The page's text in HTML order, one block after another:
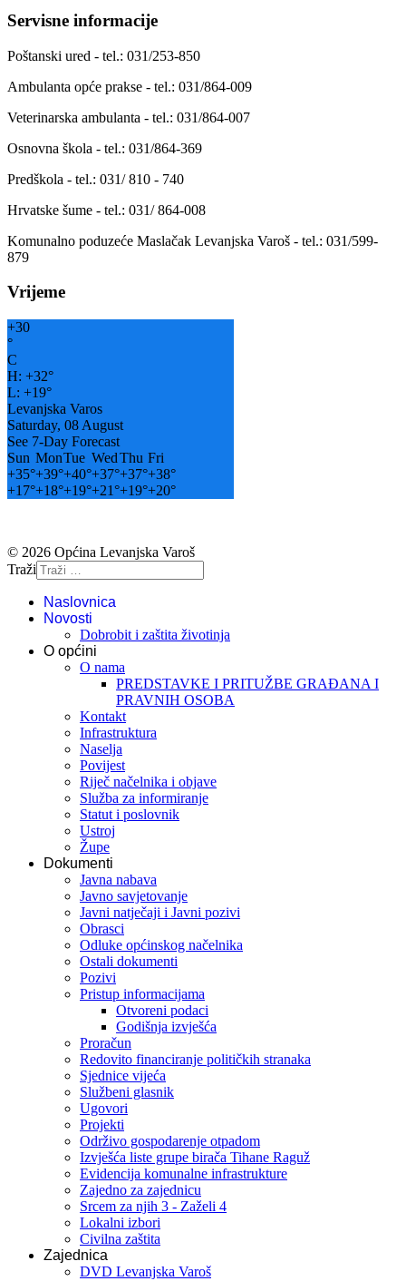
Servisne informacije
Poštanski ured - tel.: 031/253-850
Ambulanta opće prakse - tel.: 031/864-009
Veterinarska ambulanta - tel.: 031/864-007
Osnovna škola - tel.: 031/864-369
Predškola - tel.: 031/ 810 - 740
Hrvatske šume - tel.: 031/ 864-008
Komunalno poduzeće Maslačak Levanjska Varoš - tel.: 031/599-
879
Vrijeme
+30
°
C
H: +32°
L: +19°
Levanjska Varos
Saturday, 08 August
See 7-Day Forecast
Sun MonTue WedThu Fri
+35°+39°+40°+37°+37°+38°
+17°+18°+19°+21°+19°+20°
© 2026 Općina Levanjska Varoš
Traži
Naslovnica
Novosti
Dobrobit i zaštita životinja
O općini
O nama
PREDSTAVKE I PRITUŽBE GRAĐANA I
PRAVNIH OSOBA
Kontakt
Infrastruktura
Naselja
Povijest
Riječ načelnika i objave
Služba za informiranje
Statut i poslovnik
Ustroj
Župe
Dokumenti
Javna nabava
Javno savjetovanje
Javni natječaji i Javni pozivi
Obrasci
Odluke općinskog načelnika
Ostali dokumenti
Pozivi
Pristup informacijama
Otvoreni podaci
Godišnja izvješća
Proračun
Redovito financiranje političkih stranaka
Sjednice vijeća
Službeni glasnik
Ugovori
Projekti
Održivo gospodarenje otpadom
Izvješća liste grupe birača Tihane Raguž
Evidencija komunalne infrastrukture
Zajedno za zajednicu
Srcem za njih 3 - Zaželi 4
Lokalni izbori
Civilna zaštita
Zajednica
DVD Levanjska Varoš